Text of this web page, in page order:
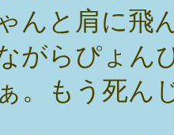
んと肩に飛
がらぴょん
。もう死ん